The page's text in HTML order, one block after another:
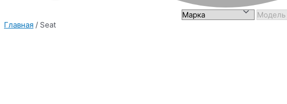
Главная / Seat